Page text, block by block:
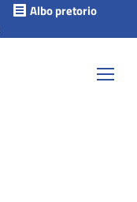
Albo pretorio